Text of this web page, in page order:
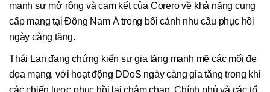
mạnh sự mở rộng và cam kết của Corero về khả năng cung
cấp mạng tại Đông Nam Á trong bối cảnh nhu cầu phục hồi
ngày càng tăng.
Thái Lan đang chứng kiến sự gia tăng mạnh mẽ các mối đe
dọa mạng, với hoạt động DDoS ngày càng gia tăng trong khi
các chiến lược phục hồi lại chậm chạp. Chính phủ và các tổ